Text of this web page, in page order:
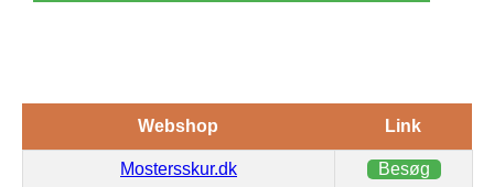
Webshop Link
Mostersskur.dk Besøg